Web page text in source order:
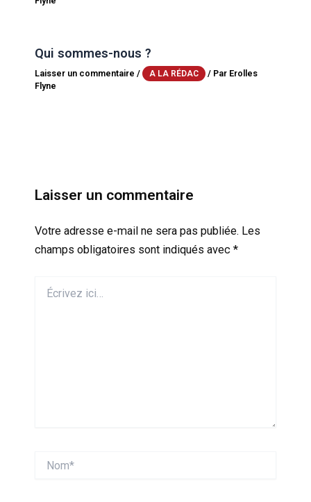
Qui sommes-nous ?
Laisser un commentaire / A LA RÉDAC / Par Erolles
Flyne
Laisser un commentaire
Votre adresse e-mail ne sera pas publiée. Les
champs obligatoires sont indiqués avec *
ici…